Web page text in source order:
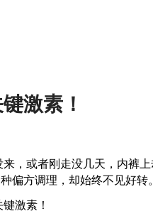
激素！
，或者刚走没几天，内裤上
偏方调理，却始终不见好转。